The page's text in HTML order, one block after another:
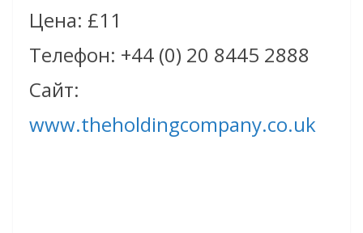
Цена: £11
Телефон: +44 (0) 20 8445 2888
Сайт:
www.theholdingcompany.co.uk